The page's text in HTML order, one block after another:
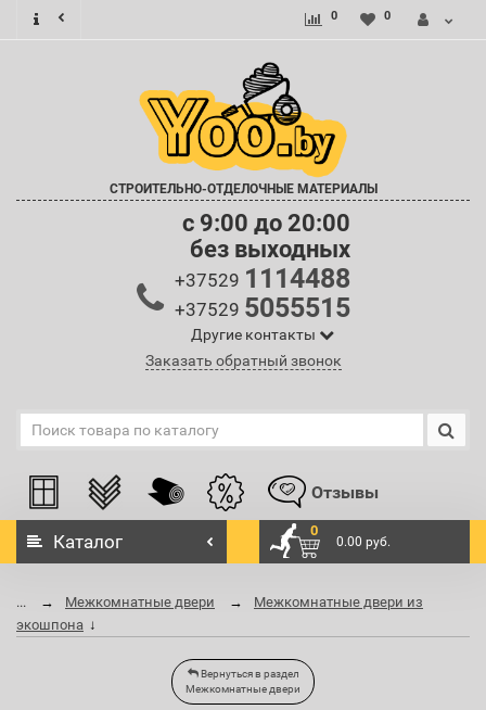
0 0
СТРОИТЕЛЬНО-ОТДЕЛОЧНЫЕ МАТЕРИАЛЫ
c 9:00 до 20:00
без выходных
+37529 1114488
+37529 5055515
Другие контакты
Заказать обратный звонок
Отзывы
Каталог
0
0.00 руб.
... Межкомнатные двери
Межкомнатные двери из
экошпона
Вернуться в раздел
Межкомнатные двери